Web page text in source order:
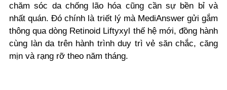
chăm sóc da chống lão hóa cũng cần sự bền bỉ và
nhất quán. Đó chính là triết lý mà MediAnswer gửi gắm
thông qua dòng Retinoid Liftyxyl thế hệ mới, đồng hành
cùng làn da trên hành trình duy trì vẻ săn chắc, căng
mịn và rạng rỡ theo năm tháng.